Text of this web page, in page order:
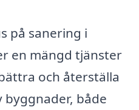
på sanering i
en mängd tjänster
och återställa
byggnader, både